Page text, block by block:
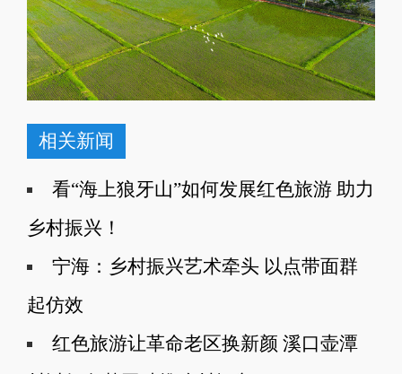
相关新闻
看“海上狼牙山”如何发展红色旅游 助力
乡村振兴！
宁海：乡村振兴艺术牵头 以点带面群
起仿效
红色旅游让革命老区换新颜 溪口壶潭